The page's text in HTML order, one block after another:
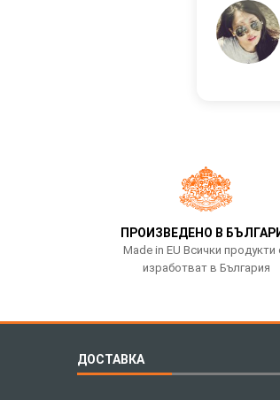
ПРОИЗВЕДЕНО В
Made in EU Всички продукти
изработват в България
ДОСТАВКА